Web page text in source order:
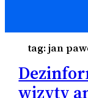
tag:jan
wizyty